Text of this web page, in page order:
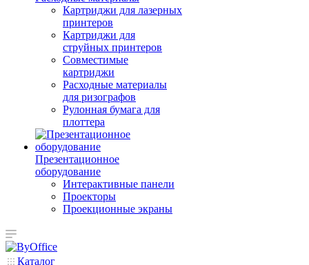
Картриджи для лазерных
принтеров
Картриджи для
струйных принтеров
Совместимые
картриджи
Расходные материалы
для ризографов
Рулонная бумага для
плоттера
Презентационное
оборудование
Интерактивные панели
Проекторы
Проекционные экраны
Каталог